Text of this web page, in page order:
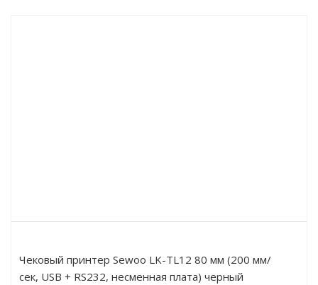
Чековый принтер Sewoo LK-TL12 80 мм (200 мм/
сек, USB + RS232, несменная плата) черный